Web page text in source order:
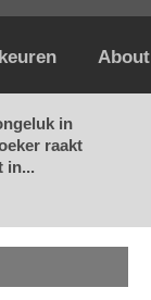
About
in
raakt
in...